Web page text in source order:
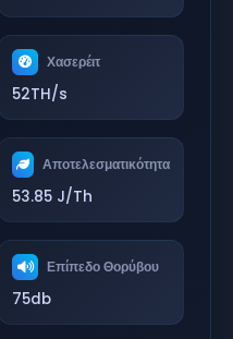
Χασερέιτ
52TH/s
Αποτελεσματικότητα
53.85 J/Th
Επίπεδο Θορύβου
75db